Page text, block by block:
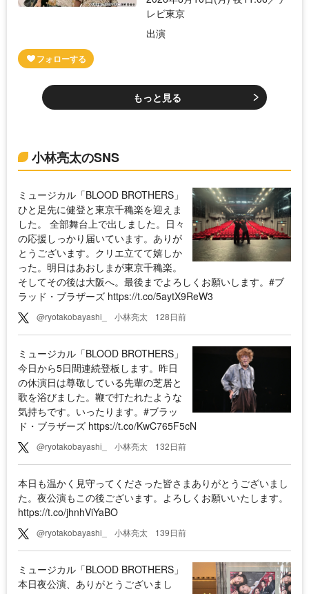
レビ東京
出演
もっと見る
小林亮太のSNS
ミュージカル「BLOOD BROTHERS」
ひと足先に健登と東京千穐楽を迎えま
した。 全部舞台上で出しました。日々
の応援しっかり届いています。ありが
とうございます。クリエ立てて嬉しか
った。明日はあおしまが東京千穐楽。
そしてその後は大阪へ。最後までよろしくお願いします。#ブ
ラッド・ブラザーズ https://t.co/5aytX9ReW3
@ryotakobayashi_ 小林亮太 128日前
⁡ミュージカル「BLOOD BROTHERS」
今日から5日間連続登板します。昨日
の休演日は尊敬している先輩の芝居と
歌を浴びました。鞭で打たれたような
気持ちです。いったります。#ブラッ
ド・ブラザーズ https://t.co/KwC765F5cN
@ryotakobayashi_ 小林亮太 132日前
本日も温かく見守ってくださった皆さまありがとうございまし
た。夜公演もこの後ございます。よろしくお願いいたします。
https://t.co/jhnhViYaBO
@ryotakobayashi_ 小林亮太 139日前
ミュージカル「BLOOD BROTHERS」
本日夜公演、ありがとうございまし